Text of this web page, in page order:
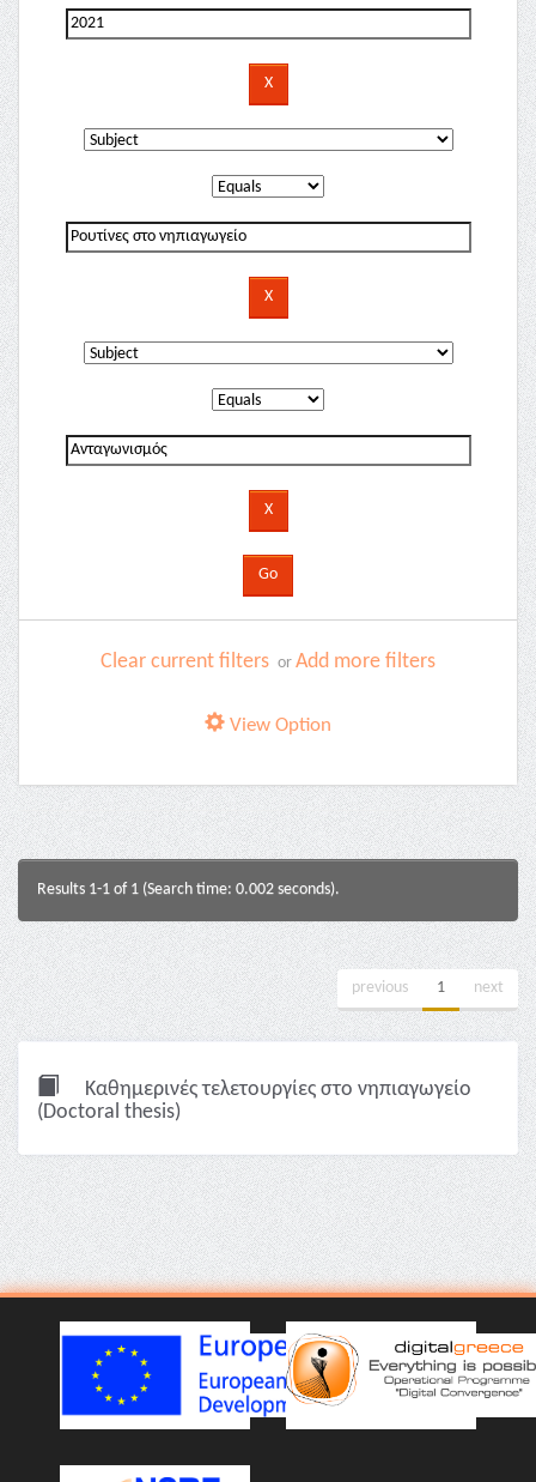
Clear current filters or Add more filters
View Option
Results 1-1 of 1 (Search time: 0.002 seconds).
previous 1 next
Καθημερινές τελετουργίες στο νηπιαγωγείο
(Doctoral thesis)